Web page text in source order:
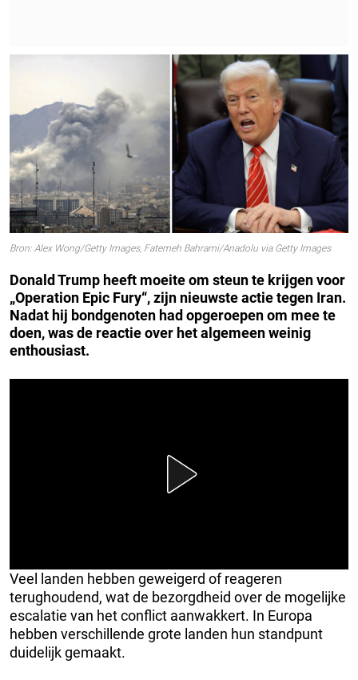
Bron: Alex Wong/Getty Images, Fatemeh Bahrami/Anadolu via Getty Images
Donald Trump heeft moeite om steun te krijgen voor
„Operation Epic Fury“, zijn nieuwste actie tegen Iran.
Nadat hij bondgenoten had opgeroepen om mee te
doen, was de reactie over het algemeen weinig
enthousiast.
Veel landen hebben geweigerd of reageren
terughoudend, wat de bezorgdheid over de mogelijke
escalatie van het conflict aanwakkert. In Europa
hebben verschillende grote landen hun standpunt
duidelijk gemaakt.